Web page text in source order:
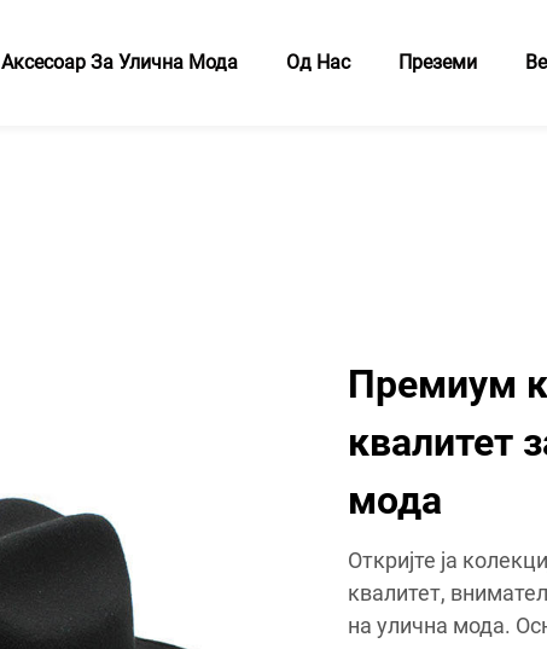
Аксесоар За Улична Мода Од Нас Преземи
Премиум
квалитет
мода
Откријте ја
квалитет,
на улична мода.